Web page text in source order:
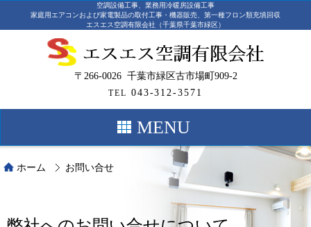
空調設備工事、業務用冷暖房設備工事
家庭用エアコンおよび家電製品の取付工事・機器販売、第一種フロン類充填回収
エスエス空調有限会社（千葉県千葉市緑区）
〒266-0026 千葉市緑区古市場町909-2
TEL 043-312-3571
MENU
ホーム お問い合せ